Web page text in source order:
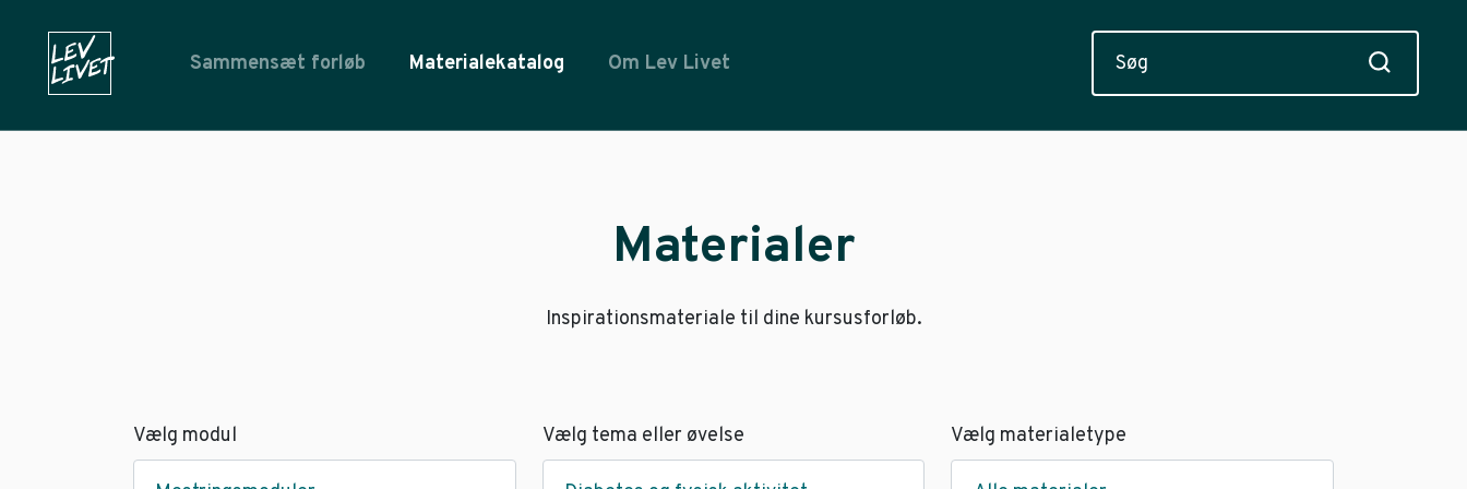
Sammensæt forløb Materialekatalog Om Lev Livet
Materialer
Inspirationsmateriale til dine kursusforløb.
Vælg modul Vælg tema eller øvelse Vælg materialetype